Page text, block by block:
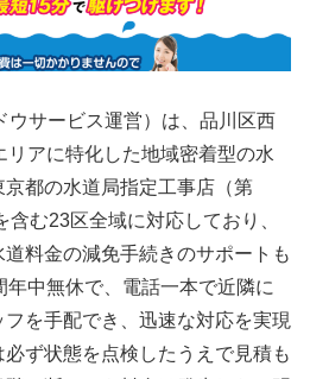
ウサービス運営）は、品川区西
アに特化した地域密着型の水
都の水道局指定工事店（第
む23区全域に対応しており、
料金の減免手続きのサポートも
中無休で、電話一本で近隣に
を手配でき、迅速な対応を実現
ず状態を点検したうえで見積も